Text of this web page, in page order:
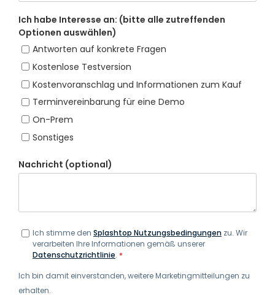
Ich habe Interesse an: (bitte alle zutreffenden
Optionen auswählen)
Antworten auf konkrete Fragen
Kostenlose Testversion
Kostenvoranschlag und Informationen zum Kauf
Terminvereinbarung für eine Demo
On-Prem
Sonstiges
Nachricht (optional)
Ich stimme den Splashtop Nutzungsbedingungen zu. Wir
verarbeiten Ihre Informationen gemäß unserer
Datenschutzrichtlinie. *
Ich bin damit einverstanden, weitere Marketingmitteilungen zu
erhalten.